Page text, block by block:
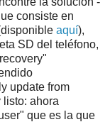
consiste en
aquí),
SD del teléfono,
update from
listo: ahora
que es la que